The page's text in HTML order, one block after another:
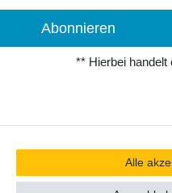
Abonnieren
** Hierbei handelt
Alle